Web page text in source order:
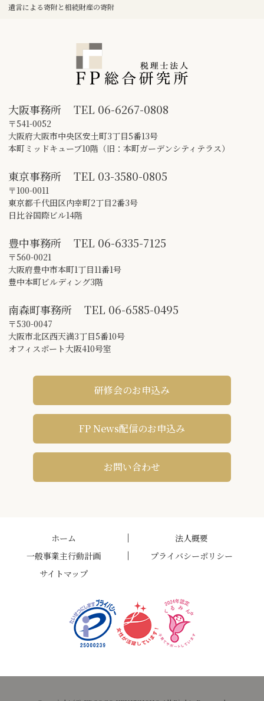
遺言による寄附と相続財産の寄附
大阪事務所 TEL 06-6267-0808
〒541-0052
大阪府大阪市中央区安土町3丁目5番13号
本町ミッドキューブ10階（旧：本町ガーデンシティテラス）
東京事務所 TEL 03-3580-0805
〒100-0011
東京都千代田区内幸町2丁目2番3号
日比谷国際ビル14階
豊中事務所 TEL 06-6335-7125
〒560-0021
大阪府豊中市本町1丁目11番1号
豊中本町ビルディング3階
南森町事務所 TEL 06-6585-0495
〒530-0047
大阪市北区西天満3丁目5番10号
オフィスポート大阪410号室
研修会のお申込み
FP News配信のお申込み
お問い合わせ
ホーム
法人概要
一般事業主行動計画
プライバシーポリシー
サイトマップ